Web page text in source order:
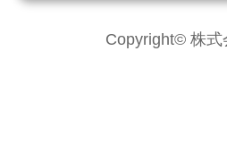
Copyright© 株式